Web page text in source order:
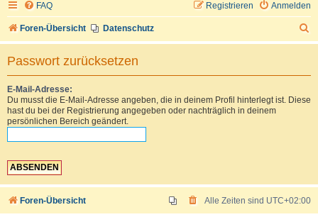
FAQ Anmelden
Registrieren
Foren-Übersicht Datenschutz
u
Passwort zurücksetzen
E-Mail-Adresse:
Du musst die E-Mail-Adresse angeben, die in deinem Profil hinterlegt ist. Diese
hast du bei der Registrierung angegeben oder nachträglich in deinem
persönlichen Bereich geändert.
Foren-Übersicht Alle Zeiten sind UTC+02:00